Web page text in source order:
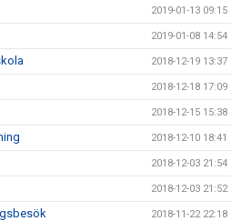
2019-01-13 09:15
2019-01-08 14:54
2018-12-19 13:37
2018-12-18 17:09
2018-12-15 15:38
2018-12-10 18:41
2018-12-03 21:54
2018-12-03 21:52
2018-11-22 22:18